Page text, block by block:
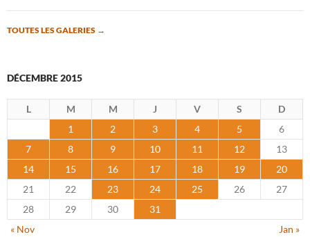
TOUTES LES GALERIES →
DÉCEMBRE 2015
L M M J V S
D
1
2 3 4 5
6
7
8 9 10 11 12
13
14
15 16 17 18 19
20
21
22 23 24 25 26
27
28
29 30
31
« Nov
Jan »